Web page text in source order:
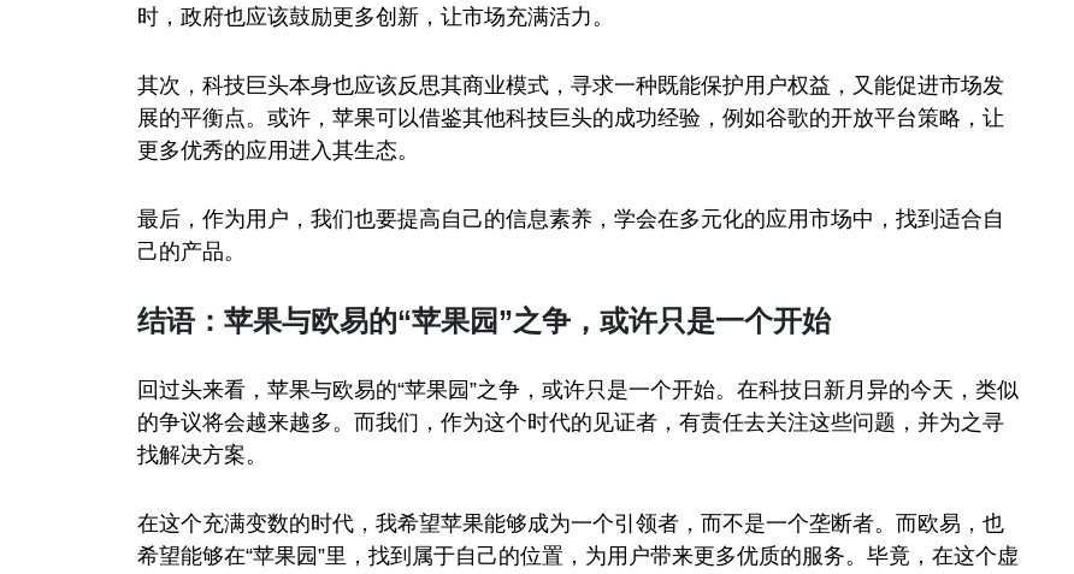
时，政府也应该鼓励更多创新，让市场充满活力。
其次，科技巨头本身也应该反思其商业模式，寻求一种既能保护用户权益，又能促进市场发
展的平衡点。或许，苹果可以借鉴其他科技巨头的成功经验，例如谷歌的开放平台策略，让
更多优秀的应用进入其生态。
最后，作为用户，我们也要提高自己的信息素养，学会在多元化的应用市场中，找到适合自
己的产品。
结语：苹果与欧易的“苹果园”之争，或许只是一个开始
回过头来看，苹果与欧易的“苹果园”之争，或许只是一个开始。在科技日新月异的今天，类似
的争议将会越来越多。而我们，作为这个时代的见证者，有责任去关注这些问题，并为之寻
找解决方案。
在这个充满变数的时代，我希望苹果能够成为一个引领者，而不是一个垄断者。而欧易，也
希望能够在“苹果园”里，找到属于自己的位置，为用户带来更多优质的服务。毕竟，在这个虚